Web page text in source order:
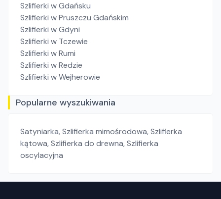
Szlifierki w Gdańsku
Szlifierki w Pruszczu Gdańskim
Szlifierki w Gdyni
Szlifierki w Tczewie
Szlifierki w Rumi
Szlifierki w Redzie
Szlifierki w Wejherowie
Popularne wyszukiwania
Satyniarka,Szlifierka mimośrodowa,Szlifierka
kątowa,Szlifierka do drewna,Szlifierka
oscylacyjna